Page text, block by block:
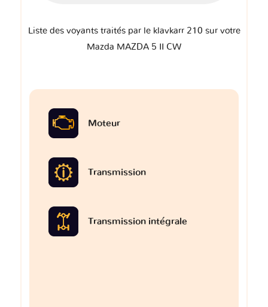
Liste des voyants traités par le klavkarr 210 sur votre
Mazda MAZDA 5 II CW
Moteur
Transmission
Transmission intégrale